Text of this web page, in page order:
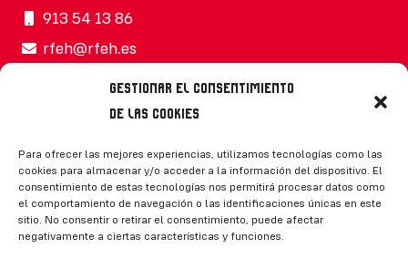
Gestionar el consentimiento
de las cookies
Para ofrecer las mejores experiencias, utilizamos tecnologías como las
cookies para almacenar y/o acceder a la información del dispositivo. El
consentimiento de estas tecnologías nos permitirá procesar datos como
el comportamiento de navegación o las identificaciones únicas en este
sitio. No consentir o retirar el consentimiento, puede afectar
negativamente a ciertas características y funciones.
913 54 13 86
rfeh@rfeh.es
Síguenos